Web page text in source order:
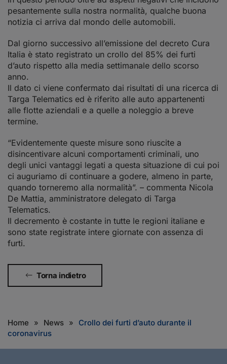
pesantemente sulla nostra normalità, qualche buona
notizia ci arriva dal mondo delle automobili.
Dal giorno successivo all’emissione del decreto Cura
Italia è stato registrato un crollo del 85% dei furti
d’auto rispetto alla media settimanale dello scorso
anno.
Il dato ci viene confermato dai risultati di una ricerca di
Targa Telematics ed è riferito alle auto appartenenti
alle flotte aziendali e a quelle a noleggio a breve
termine.
“Evidentemente queste misure sono riuscite a
disincentivare alcuni comportamenti criminali, uno
degli unici vantaggi legati a questa situazione di cui poi
ci auguriamo di continuare a godere, almeno in parte,
quando torneremo alla normalità”. – commenta Nicola
De Mattia, amministratore delegato di Targa
Telematics.
Il decremento è costante in tutte le regioni italiane e
sono state registrate intere giornate con assenza di
furti.
Torna indietro
Home News
Crollo dei furti d’auto durante il
coronavirus